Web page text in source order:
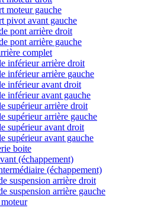
moteur gauche
pivot avant gauche
pont arrière droit
pont arrière gauche
complet
inférieur arrière droit
inférieur arrière gauche
inférieur avant droit
inférieur avant gauche
supérieur arrière droit
supérieur arrière gauche
supérieur avant droit
supérieur avant gauche
boite
(échappement)
(échappement)
suspension arrière droit
suspension arrière gauche